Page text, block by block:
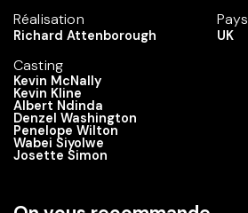
Réalisation
Richard Attenborough
Casting
Kevin McNally
Kevin Kline
Albert Ndinda
Denzel Washington
Penelope Wilton
Wabei Siyolwe
Josette Simon
Pays
UK